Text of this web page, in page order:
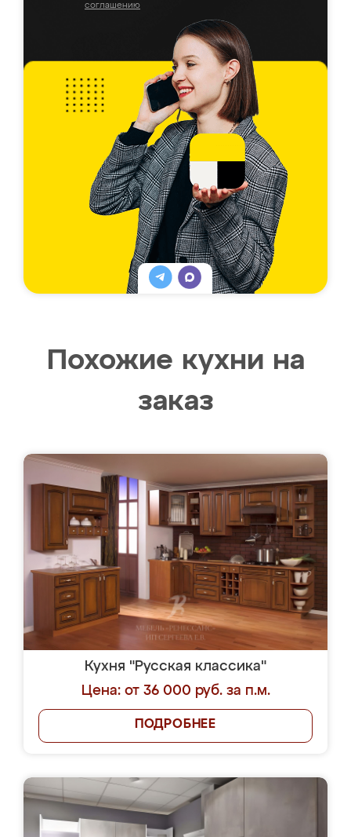
соглашению
Похожие кухни на
заказ
Кухня "Русская классика"
Цена: от 36 000 руб. за п.м.
ПОДРОБНЕЕ